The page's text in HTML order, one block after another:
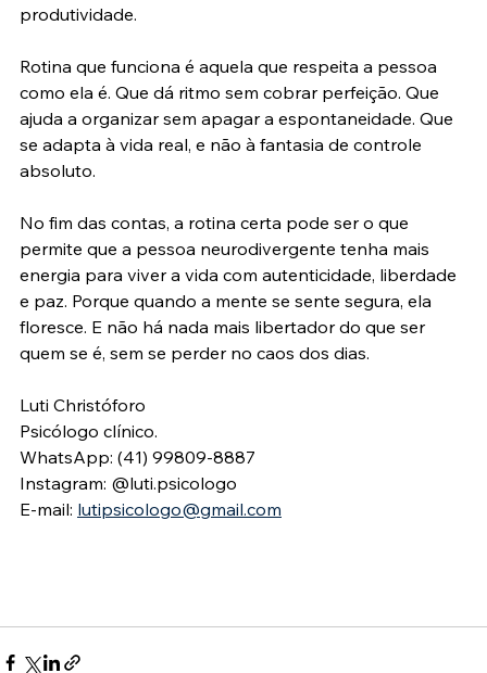
produtividade.
Rotina que funciona é aquela que respeita a pessoa
como ela é. Que dá ritmo sem cobrar perfeição. Que
ajuda a organizar sem apagar a espontaneidade. Que
se adapta à vida real, e não à fantasia de controle
absoluto.
No fim das contas, a rotina certa pode ser o que
permite que a pessoa neurodivergente tenha mais
energia para viver a vida com autenticidade, liberdade
e paz. Porque quando a mente se sente segura, ela
floresce. E não há nada mais libertador do que ser
quem se é, sem se perder no caos dos dias.
Luti Christóforo
Psicólogo clínico.
WhatsApp: (41) 99809-8887
Instagram: @luti.psicologo
E-mail: lutipsicologo@gmail.com